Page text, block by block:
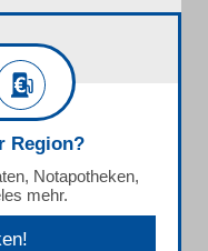
Region?
Notapotheken,
mehr.